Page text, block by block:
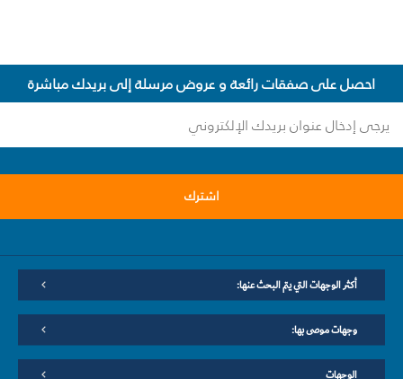
احصل على صفقات رائعة و عروض مرسلة إلى بريدك مباشرة
اشترك
أكثر الوجهات التي يتم البحث عنها:
وجهات موصى بها:
الوجهات